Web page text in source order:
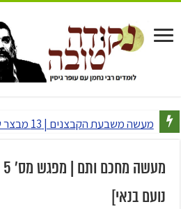
מעשה משבעת הקבצנים | 13 מבצר של מים | עופר גיסין | תשפ"ו
נועם בנאי]